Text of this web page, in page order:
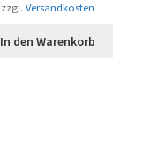
zzgl.Versandkosten
In den Warenkorb